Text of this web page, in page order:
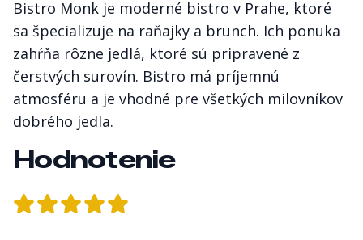
Bistro Monk je moderné bistro v Prahe, ktoré
sa špecializuje na raňajky a brunch. Ich ponuka
zahŕňa rôzne jedlá, ktoré sú pripravené z
čerstvých surovín. Bistro má príjemnú
atmosféru a je vhodné pre všetkých milovníkov
dobrého jedla.
Hodnotenie